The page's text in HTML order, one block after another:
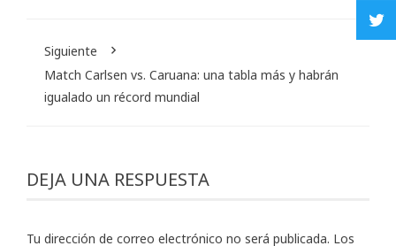
Siguiente
Match Carlsen vs. Caruana: una tabla más y habrán
igualado un récord mundial
DEJA UNA RESPUESTA
Tu dirección de correo electrónico no será publicada. Los